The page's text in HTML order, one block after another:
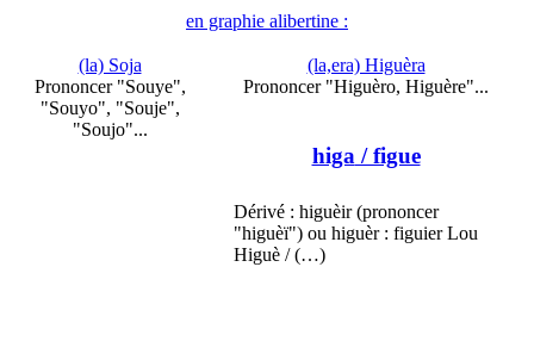
en graphie alibertine :
(la) Soja
Prononcer "Souye",
"Souyo", "Souje",
"Soujo"...
(la,era) Higuèra
Prononcer "Higuèro, Higuère"...
higa / figue
Dérivé : higuèir (prononcer
"higuèï") ou higuèr : figuier Lou
Higuè / (…)